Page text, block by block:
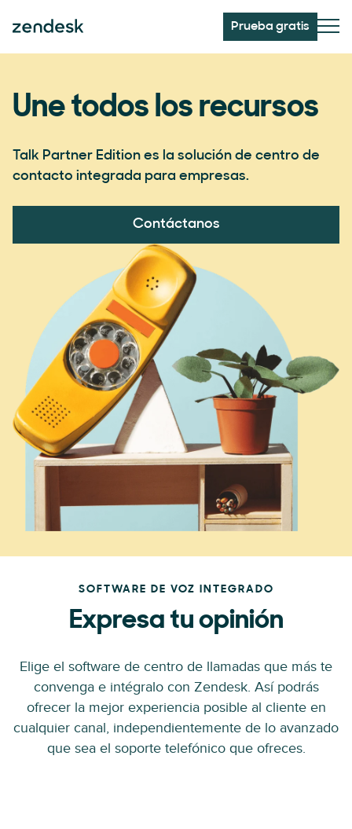
Prueba gratis
Une todos los recursos
Talk Partner Edition es la solución de centro de
contacto integrada para empresas.
Contáctanos
SOFTWARE DE VOZ INTEGRADO
Expresa tu opinión
Elige el software de centro de llamadas que más te
convenga e intégralo con Zendesk. Así podrás
ofrecer la mejor experiencia posible al cliente en
cualquier canal, independientemente de lo avanzado
que sea el soporte telefónico que ofreces.